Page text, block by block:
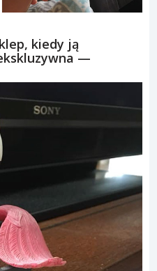
kiedy ją
—